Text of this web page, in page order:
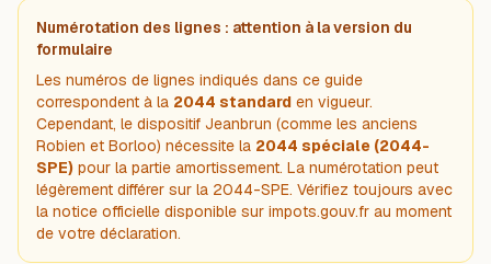
Numérotation des lignes : attention à la version du
formulaire
Les numéros de lignes indiqués dans ce guide
correspondent à la 2044 standard en vigueur.
Cependant, le dispositif Jeanbrun (comme les anciens
Robien et Borloo) nécessite la 2044 spéciale (2044-
SPE) pour la partie amortissement. La numérotation peut
légèrement différer sur la 2044-SPE. Vérifiez toujours avec
la notice officielle disponible sur impots.gouv.fr au moment
de votre déclaration.